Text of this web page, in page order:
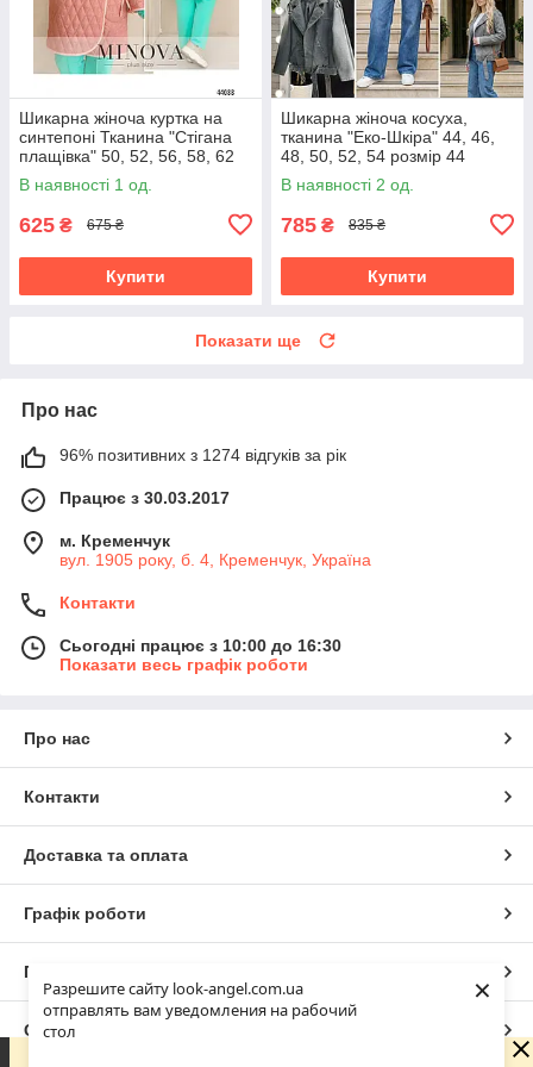
Разрешите сайту look-angel.com.ua
отправлять вам уведомления на рабочий
стол
×
Шикарна жіноча куртка на
синтепоні Тканина "Стігана
плащівка" 50, 52, 56, 58, 62
50
В наявності 1 од.
625 ₴ 675 ₴
Купити
Шикарна жіноча косуха,
тканина "Еко-Шкіра" 44, 46,
48, 50, 52, 54 розмір 44
В наявності 2 од.
785 ₴ 835 ₴
Купити
Показати ще
Про нас
96% позитивних з 1274 відгуків за рік
Працює з 30.03.2017
м. Кременчук
вул. 1905 року, б. 4, Кременчук, Україна
Контакти
Сьогодні працює з 10:00 до 16:30
Показати весь графік роботи
Про нас
Контакти
Доставка та оплата
Графік роботи
Повна версія сайту
Сайт створено на маркетплейсі